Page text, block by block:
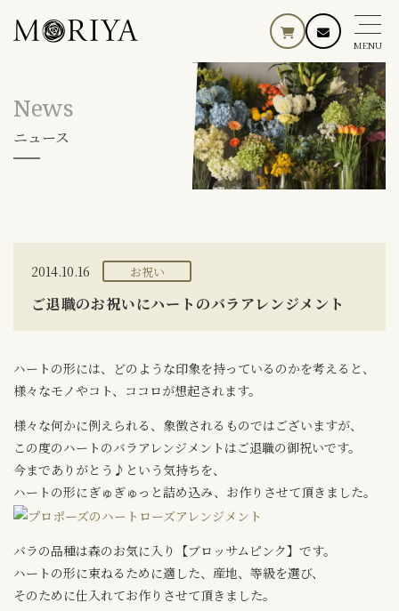
MENU
News
ニュース
2014.10.16 お祝い
ご退職のお祝いにハートのバラアレンジメント
ハートの形には、どのような印象を持っているのかを考えると、
様々なモノやコト、ココロが想起されます。
様々な何かに例えられる、象徴されるものではございますが、
この度のハートのバラアレンジメントはご退職の御祝いです。
今までありがとう♪という気持ちを、
ハートの形にぎゅぎゅっと詰め込み、お作りさせて頂きました。
バラの品種は森のお気に入り【ブロッサムピンク】です。
ハートの形に束ねるために適した、産地、等級を選び、
そのために仕入れてお作りさせて頂きました。